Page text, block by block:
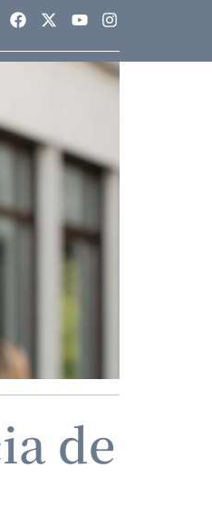
de